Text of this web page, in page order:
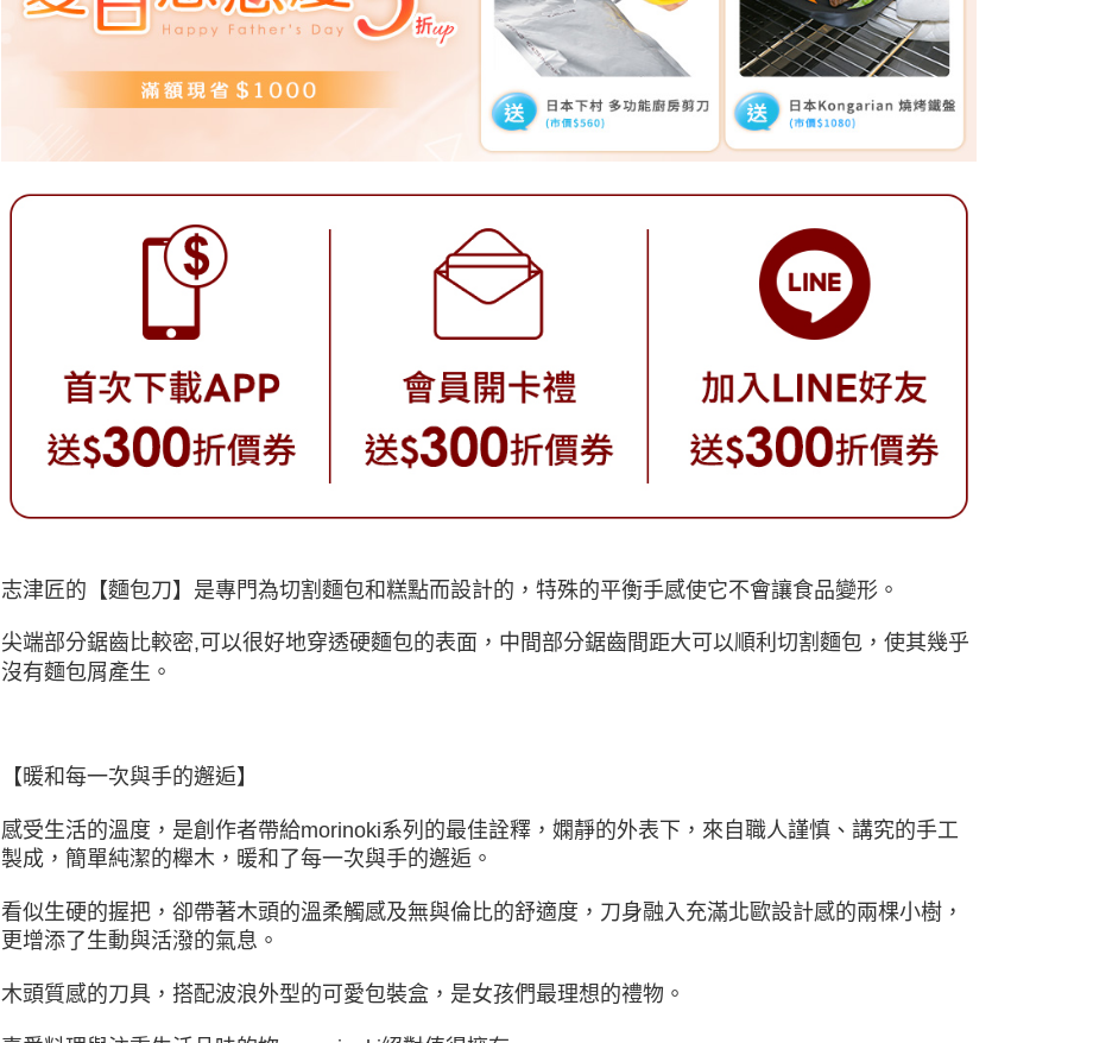
志津匠的【麵包刀】是專門為切割麵包和糕點而設計的，特殊的平衡手感使它不會讓食品變形。
尖端部分鋸齒比較密,可以很好地穿透硬麵包的表面，中間部分鋸齒間距大可以順利切割麵包，使其幾乎
沒有麵包屑產生。
【暖和每一次與手的邂逅】
感受生活的溫度，是創作者帶給morinoki系列的最佳詮釋，嫻靜的外表下，來自職人謹慎、講究的手工
製成，簡單純潔的櫸木，暖和了每一次與手的邂逅。
看似生硬的握把，卻帶著木頭的溫柔觸感及無與倫比的舒適度，刀身融入充滿北歐設計感的兩棵小樹，
更增添了生動與活潑的氣息。
木頭質感的刀具，搭配波浪外型的可愛包裝盒，是女孩們最理想的禮物。